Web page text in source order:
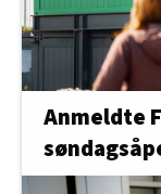
Anmeldte